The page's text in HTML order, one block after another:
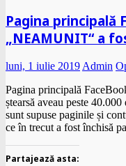
Pagina principală
„NEAMUNIT“ a
luni, 1 iulie 2019 Admin
Pagina principală
ștearsă aveau peste
sunt supuse paginile și
ce în trecut a fost închisă
Partajează asta: